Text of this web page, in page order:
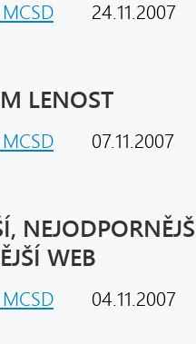
24.11.2007
LENOST
07.11.2007
WEB
04.11.2007